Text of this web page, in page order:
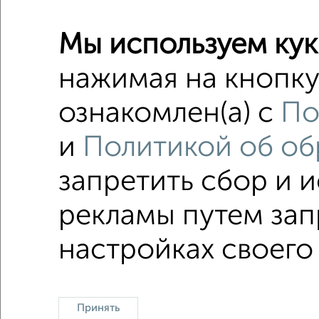
2-к
Поиск по
С
не
Однокомнатные
Политика конфиденциальности
Мы используем
нажимая на
ознакомлен(а) с
и Политикой об
запретить сбор и
рекламы путем
настройках
Принять